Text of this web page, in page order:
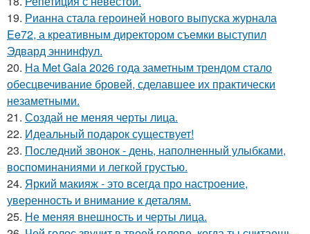
19. Рианна стала героиней нового выпуска журнала
Ee72, а креативным директором съемки выступил
Эдвард эннинфул.
20. На Met Gala 2026 года заметным трендом стало
обесцвечивание бровей, сделавшее их практически
незаметными.
21. Создай не меняя черты лица.
22. Идеальный подарок существует!
23. Последний звонок - день, наполненный улыбками,
воспоминаниями и легкой грустью.
24. Яркий макияж - это всегда про настроение,
уверенность и внимание к деталям.
25. Не меняя внешность и черты лица.